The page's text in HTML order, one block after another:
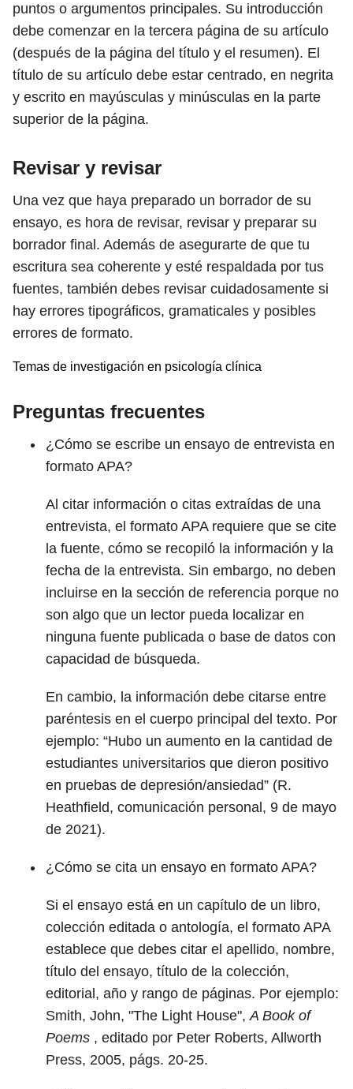
puntos o argumentos principales. Su introducción
debe comenzar en la tercera página de su artículo
(después de la página del título y el resumen). El
título de su artículo debe estar centrado, en negrita
y escrito en mayúsculas y minúsculas en la parte
superior de la página.
Revisar y revisar
Una vez que haya preparado un borrador de su
ensayo, es hora de revisar, revisar y preparar su
borrador final. Además de asegurarte de que tu
escritura sea coherente y esté respaldada por tus
fuentes, también debes revisar cuidadosamente si
hay errores tipográficos, gramaticales y posibles
errores de formato.
Temas de investigación en psicología clínica
Preguntas frecuentes
¿Cómo se escribe un ensayo de entrevista en
formato APA?
Al citar información o citas extraídas de una
entrevista, el formato APA requiere que se cite
la fuente, cómo se recopiló la información y la
fecha de la entrevista. Sin embargo, no deben
incluirse en la sección de referencia porque no
son algo que un lector pueda localizar en
ninguna fuente publicada o base de datos con
capacidad de búsqueda.
En cambio, la información debe citarse entre
paréntesis en el cuerpo principal del texto. Por
ejemplo: “Hubo un aumento en la cantidad de
estudiantes universitarios que dieron positivo
en pruebas de depresión/ansiedad” (R.
Heathfield, comunicación personal, 9 de mayo
de 2021).
¿Cómo se cita un ensayo en formato APA?
Si el ensayo está en un capítulo de un libro,
colección editada o antología, el formato APA
establece que debes citar el apellido, nombre,
título del ensayo, título de la colección,
editorial, año y rango de páginas. Por ejemplo:
Smith, John, "The Light House",A Book of
Poems , editado por Peter Roberts, Allworth
Press, 2005, págs. 20-25.